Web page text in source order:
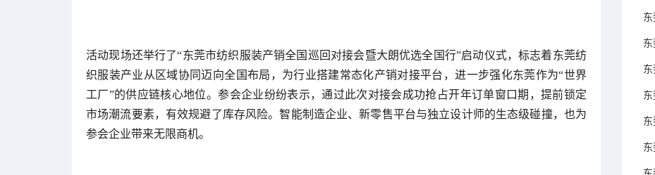
活动现场还举行了“东莞市纺织服装产销全国巡回对接会暨大朗优选全国行”启动仪式，标志着东莞纺
织服装产业从区域协同迈向全国布局，为行业搭建常态化产销对接平台，进一步强化东莞作为“世界
工厂”的供应链核心地位。参会企业纷纷表示，通过此次对接会成功抢占开年订单窗口期，提前锁定
市场潮流要素，有效规避了库存风险。智能制造企业、新零售平台与独立设计师的生态级碰撞，也为
参会企业带来无限商机。